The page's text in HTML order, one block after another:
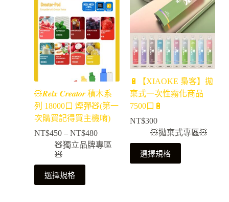
🧸𝑹𝒆𝒍𝒙 𝑪𝒓𝒆𝒂𝒕𝒐𝒓 積木系
列 18000口 煙彈🧸(第一
次購買記得買主機唷)
NT$450 – NT$480
🧸獨立品牌專區
🧸
選擇規格
🔋【XIAOKE 梟客】拋
棄式一次性霧化商品
7500口🔋
NT$300
🧸拋棄式專區🧸
選擇規格